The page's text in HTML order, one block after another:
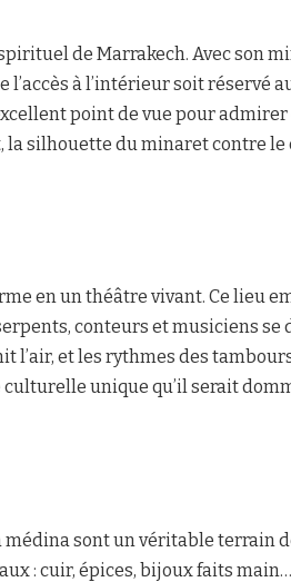
de Marrakech. Avec son
à l’intérieur soit réservé
point de vue pour admirer
la silhouette du minaret contre le
en un théâtre vivant. Ce lieu
conteurs et musiciens se
l’air, et les rythmes des
unique qu’il serait
sont un véritable terrain
: cuir, épices, bijoux faits